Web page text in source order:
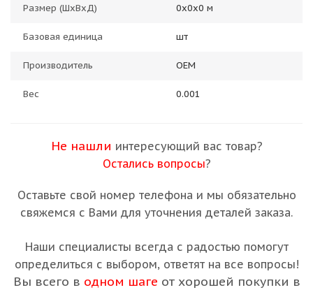
Размер (ШхВхД) 0х0х0 м
Базовая единица шт
Производитель OEM
Вес 0.001
Не нашли интересующий вас товар?
Остались вопросы?
Оставьте свой номер телефона и мы обязательно
свяжемся с Вами для уточнения деталей заказа.
Наши специалисты всегда с радостью помогут
определиться с выбором, ответят на все вопросы!
Вы всего в одном шаге от хорошей покупки в